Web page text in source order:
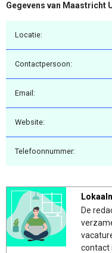
Gegevens van Maastricht
Locatie:
Contactpersoon:
Email:
Website:
Telefoonnummer:
De
contact